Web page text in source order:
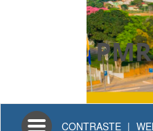
ToggleCONTRASTE |